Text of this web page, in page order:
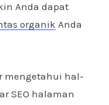
Anda dapat
organik Anda
mengetahui hal-
SEO halaman